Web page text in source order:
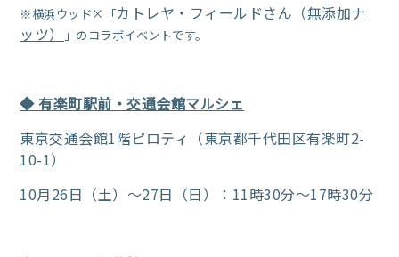
※横浜ウッド×「カトレヤ・フィールドさん（無添加ナ
ッツ）
」のコラボイベントです。
◆ 有楽町駅前・交通会館マルシェ
東京交通会館1階ピロティ（東京都千代田区有楽町2-
10-1）
10月26日（土）～27日（日）：11時30分～17時30分